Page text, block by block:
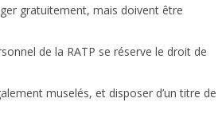
gratuitement, mais doivent être
de la RATP se réserve le droit de
muselés, et disposer d’un titre de